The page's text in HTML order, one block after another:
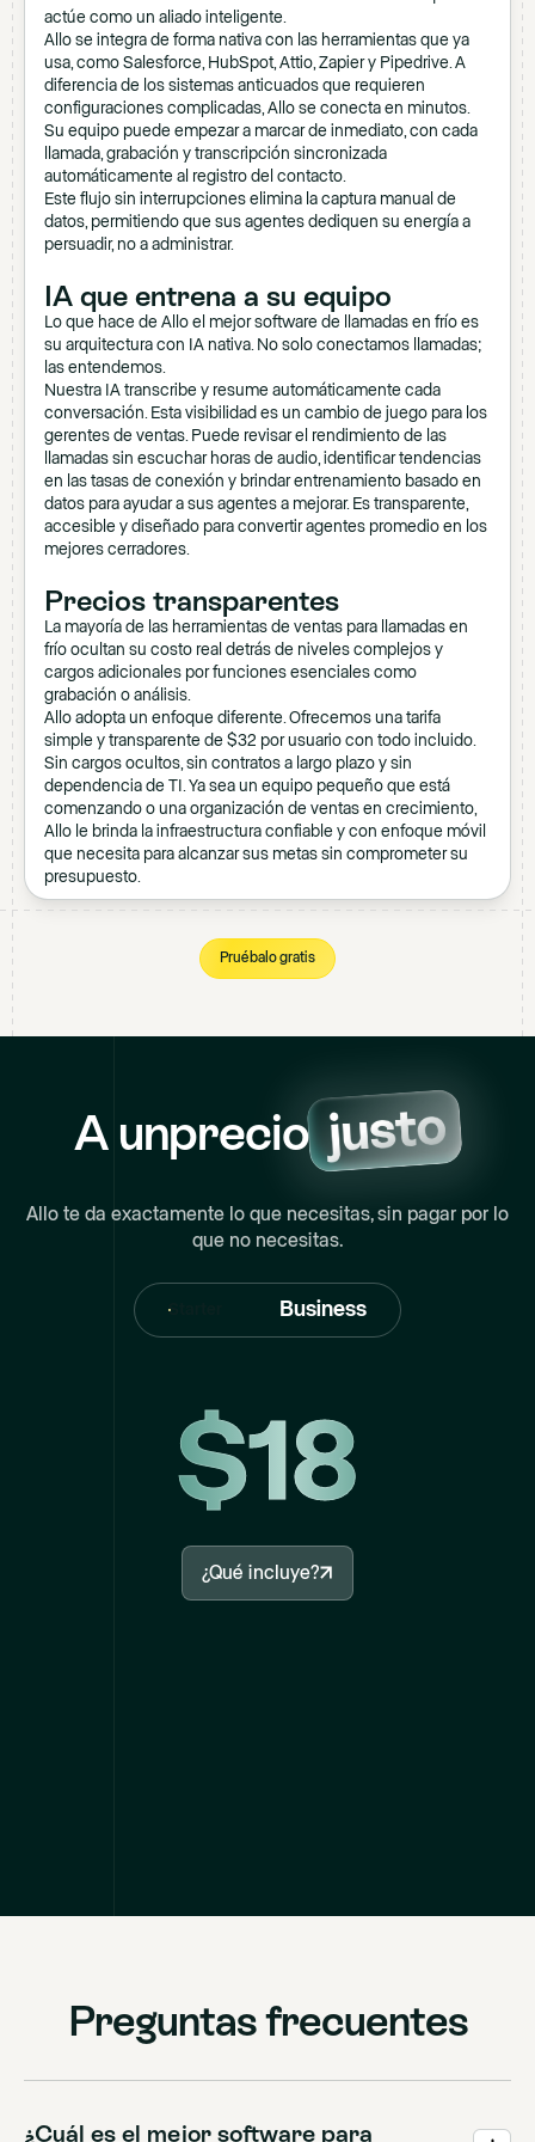
actúe como un aliado inteligente.
Allo se integra de forma nativa con las herramientas que ya
usa, como Salesforce, HubSpot, Attio, Zapier y Pipedrive. A
diferencia de los sistemas anticuados que requieren
configuraciones complicadas, Allo se conecta en minutos.
Su equipo puede empezar a marcar de inmediato, con cada
llamada, grabación y transcripción sincronizada
automáticamente al registro del contacto.
Este flujo sin interrupciones elimina la captura manual de
datos, permitiendo que sus agentes dediquen su energía a
persuadir, no a administrar.
IA que entrena a su equipo
Lo que hace de Allo el mejor software de llamadas en frío es
su arquitectura con IA nativa. No solo conectamos llamadas;
las entendemos.
Nuestra IA transcribe y resume automáticamente cada
conversación. Esta visibilidad es un cambio de juego para los
gerentes de ventas. Puede revisar el rendimiento de las
llamadas sin escuchar horas de audio, identificar tendencias
en las tasas de conexión y brindar entrenamiento basado en
datos para ayudar a sus agentes a mejorar. Es transparente,
accesible y diseñado para convertir agentes promedio en los
mejores cerradores.
Precios transparentes
La mayoría de las herramientas de ventas para llamadas en
frío ocultan su costo real detrás de niveles complejos y
cargos adicionales por funciones esenciales como
grabación o análisis.
Allo adopta un enfoque diferente. Ofrecemos una tarifa
simple y transparente de $32 por usuario con todo incluido.
Sin cargos ocultos, sin contratos a largo plazo y sin
dependencia de TI. Ya sea un equipo pequeño que está
comenzando o una organización de ventas en crecimiento,
Allo le brinda la infraestructura confiable y con enfoque móvil
que necesita para alcanzar sus metas sin comprometer su
presupuesto.
Pruébalo gratis
A unprecio
Allo te da exactamente lo que necesitas, sin pagar por lo
que no necesitas.
Starter Business
$18
¿Qué incluye?
¿Qué incluye?
Preguntas frecuentes
¿Cuál es el mejor software para